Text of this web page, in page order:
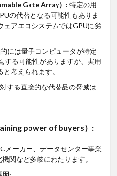
Gate Array） : 特定の用
の代替となる可能性もありま
ェアエコシステムではGPUに劣
には量子コンピュータが特定
する可能性がありますが、実用
考えられます。
する直接的な代替品の脅威は
power of buyers） :
メーカー、データセンター事業
関など多岐にわたります。